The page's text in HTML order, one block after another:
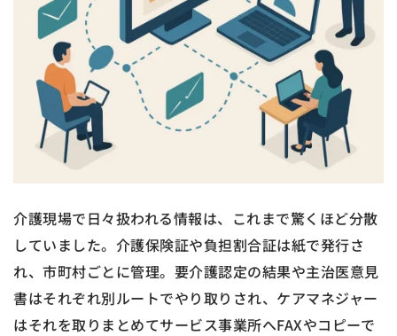
介護現場で日々扱われる情報は、これまで驚くほど分散
していました。介護保険証や負担割合証は紙で発行さ
れ、市町村ごとに管理。要介護認定の結果や主治医意見
書はそれぞれ別ルートでやり取りされ、ケアマネジャー
はそれを取りまとめてサービス事業所へFAXやコピーで